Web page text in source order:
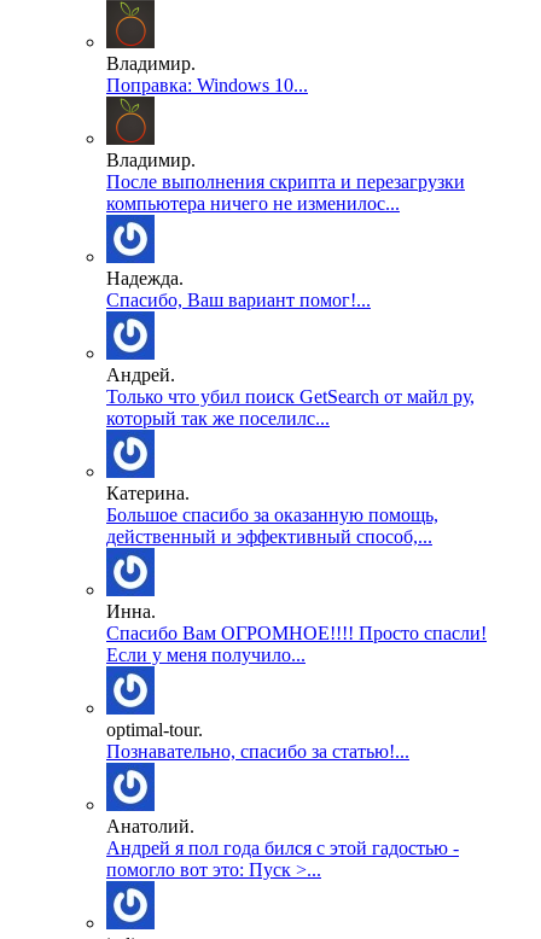
Владимир.
Поправка: Windows 10...
Владимир.
После выполнения скрипта и перезагрузки
компьютера ничего не изменилос...
Надежда.
Спасибо, Ваш вариант помог!...
Андрей.
Только что убил поиск GetSearch от майл ру,
который так же поселилс...
Катерина.
Большое спасибо за оказанную помощь,
действенный и эффективный способ,...
Инна.
Спасибо Вам ОГРОМНОЕ!!!! Просто спасли!
Если у меня получило...
optimal-tour.
Познавательно, спасибо за статью!...
Анатолий.
Андрей я пол года бился с этой гадостью -
помогло вот это: Пуск >...